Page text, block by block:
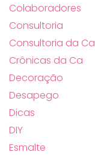
Colaboradores
Consultoria
Consultoria da Ca
Crônicas da Ca
Decoração
Desapego
Dicas
DIY
Esmalte